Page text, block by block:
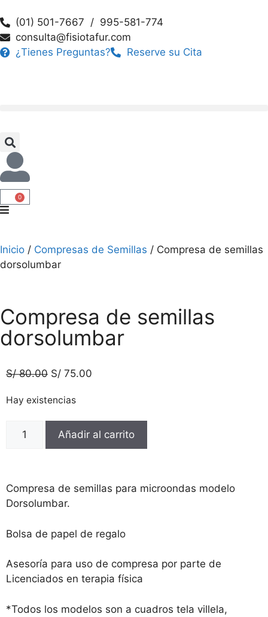
(01) 501-7667 / 995-581-774
consulta@fisiotafur.com
¿Tienes Preguntas?
Reserve su Cita
0
Inicio / Compresas de Semillas / Compresa de semillas
dorsolumbar
Compresa de semillas
dorsolumbar
S/80.00 S/ 75.00
Hay existencias
Añadir al carrito
Compresa de semillas para microondas modelo
Dorsolumbar.
Bolsa de papel de regalo
Asesoría para uso de compresa por parte de
Licenciados en terapia física
*Todos los modelos son a cuadros tela villela,